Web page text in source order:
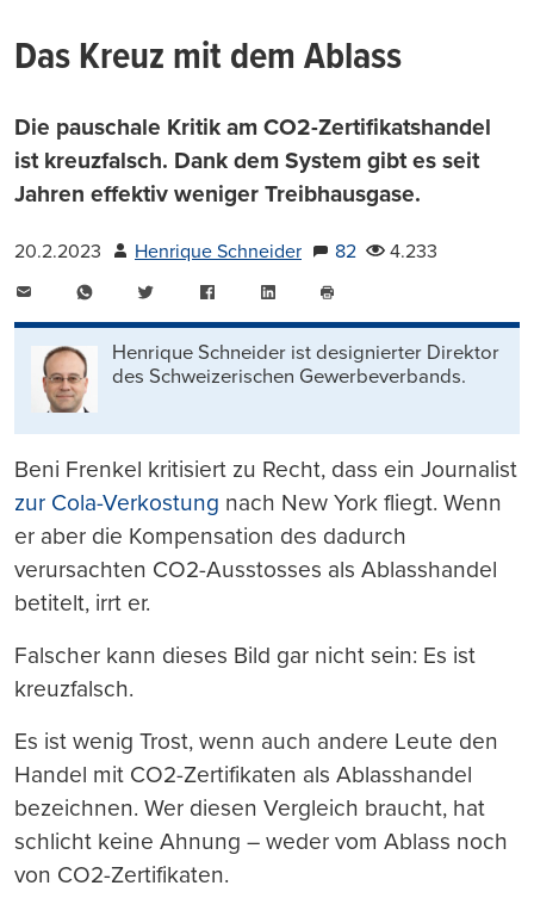
Das Kreuz mit dem Ablass
Die pauschale Kritik am CO2-Zertifikatshandel
ist kreuzfalsch. Dank dem System gibt es seit
Jahren effektiv weniger Treibhausgase.
20.2.2023 Henrique Schneider 82
4.233
WhatsAppTwitter FacebookLinkedIn
drucken
Henrique Schneider ist designierter Direktor
des Schweizerischen Gewerbeverbands.
Beni Frenkel kritisiert zu Recht, dass ein Journalist
zur Cola-Verkostung nach New York fliegt. Wenn
er aber die Kompensation des dadurch
verursachten CO2-Ausstosses als Ablasshandel
betitelt, irrt er.
Falscher kann dieses Bild gar nicht sein: Es ist
kreuzfalsch.
Es ist wenig Trost, wenn auch andere Leute den
Handel mit CO2-Zertifikaten als Ablasshandel
bezeichnen. Wer diesen Vergleich braucht, hat
schlicht keine Ahnung – weder vom Ablass noch
von CO2-Zertifikaten.